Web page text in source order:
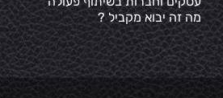
מה זה יבוא מקביל ?